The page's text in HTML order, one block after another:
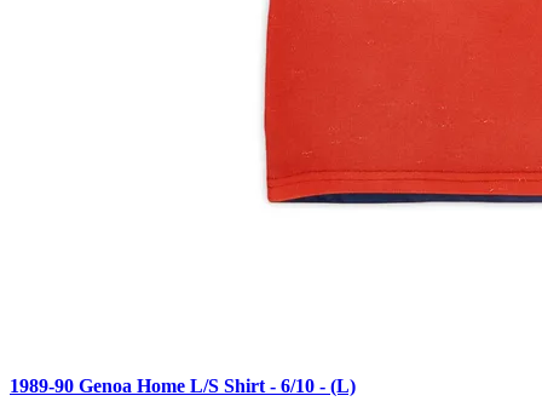
1989-90 Genoa Home L/S Shirt - 6/10 - (L)